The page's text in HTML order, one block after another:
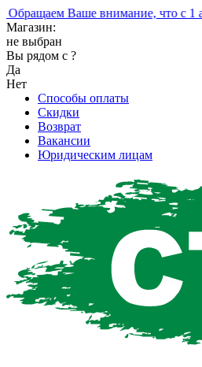
Ваше внимание, что с 1
Магазин:
не выбран
Вы рядом с ?
Да
Нет
Способы оплаты
Скидки
Возврат
Вакансии
Юридическим лицам